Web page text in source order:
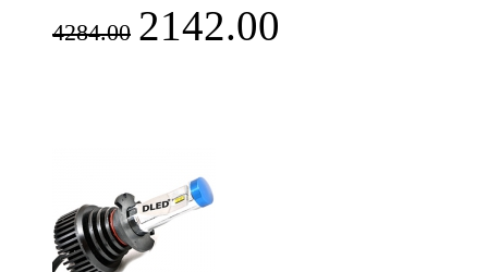
4284.00 2142.00